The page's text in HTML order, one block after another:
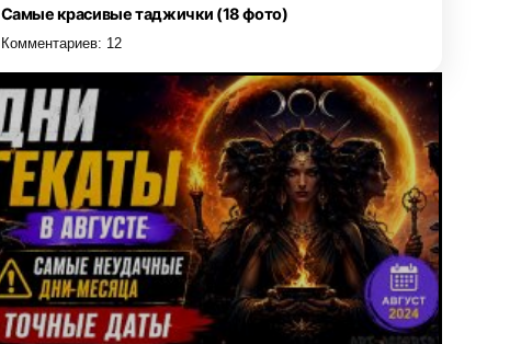
Самые красивые таджички (18 фото)
Комментариев: 12